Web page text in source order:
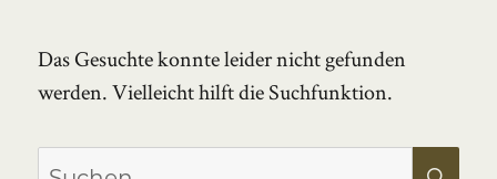
Das Gesuchte konnte leider nicht gefunden
werden. Vielleicht hilft die Suchfunktion.
Suchen